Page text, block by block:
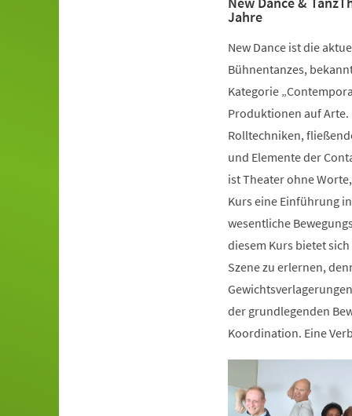
Jahre
New Dance ist die
Bühnentanzes,
Kategorie
Produktionen auf Arte.
Rolltechniken,
und Elemente der
ist Theater ohne
Kurs eine Einführung
wesentliche
diesem Kurs bietet
Szene zu erlernen,
der grundlegenden
Koordination. Eine